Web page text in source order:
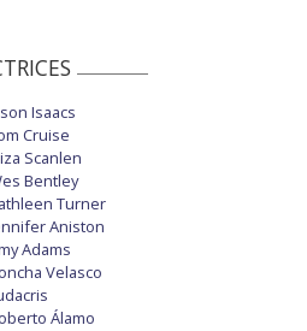
Isaacs
Cruise
Scanlen
Bentley
Turner
Aniston
Adams
Velasco
Álamo